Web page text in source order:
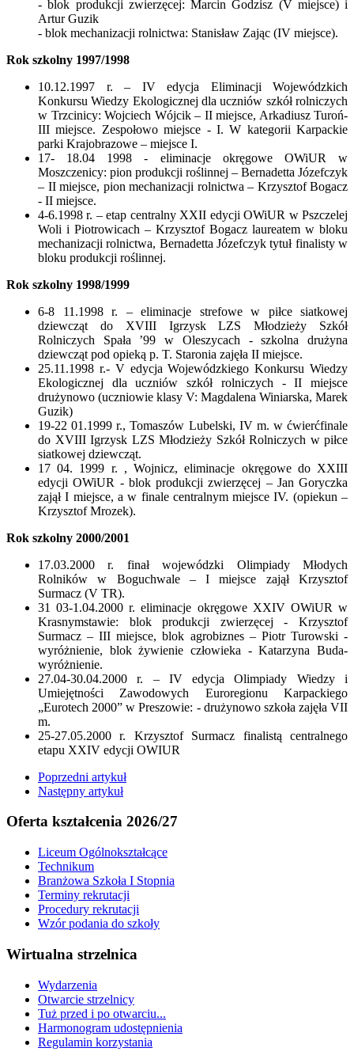
- blok produkcji zwierzęcej: Marcin Godzisz (V miejsce) i
Artur Guzik
- blok mechanizacji rolnictwa: Stanisław Zając (IV miejsce).
Rok szkolny 1997/1998
10.12.1997 r. – IV edycja Eliminacji Wojewódzkich
Konkursu Wiedzy Ekologicznej dla uczniów szkół rolniczych
w Trzcinicy: Wojciech Wójcik – II miejsce, Arkadiusz Turoń-
III miejsce. Zespołowo miejsce - I. W kategorii Karpackie
parki Krajobrazowe – miejsce I.
17- 18.04 1998 - eliminacje okręgowe OWiUR w
Moszczenicy: pion produkcji roślinnej – Bernadetta Józefczyk
– II miejsce, pion mechanizacji rolnictwa – Krzysztof Bogacz
- II miejsce.
4-6.1998 r. – etap centralny XXII edycji OWiUR w Pszczelej
Woli i Piotrowicach – Krzysztof Bogacz laureatem w bloku
mechanizacji rolnictwa, Bernadetta Józefczyk tytuł finalisty w
bloku produkcji roślinnej.
Rok szkolny 1998/1999
6-8 11.1998 r. – eliminacje strefowe w piłce siatkowej
dziewcząt do XVIII Igrzysk LZS Młodzieży Szkół
Rolniczych Spała ’99 w Oleszycach - szkolna drużyna
dziewcząt pod opieką p. T. Staronia zajęła II miejsce.
25.11.1998 r.- V edycja Wojewódzkiego Konkursu Wiedzy
Ekologicznej dla uczniów szkół rolniczych - II miejsce
drużynowo (uczniowie klasy V: Magdalena Winiarska, Marek
Guzik)
19-22 01.1999 r., Tomaszów Lubelski, IV m. w ćwierćfinale
do XVIII Igrzysk LZS Młodzieży Szkół Rolniczych w piłce
siatkowej dziewcząt.
17 04. 1999 r. , Wojnicz, eliminacje okręgowe do XXIII
edycji OWiUR - blok produkcji zwierzęcej – Jan Goryczka
zajął I miejsce, a w finale centralnym miejsce IV. (opiekun –
Krzysztof Mrozek).
Rok szkolny 2000/2001
17.03.2000 r. finał wojewódzki Olimpiady Młodych
Rolników w Boguchwale – I miejsce zajął Krzysztof
Surmacz (V TR).
31 03-1.04.2000 r. eliminacje okręgowe XXIV OWiUR w
Krasnymstawie: blok produkcji zwierzęcej - Krzysztof
Surmacz – III miejsce, blok agrobiznes – Piotr Turowski -
wyróżnienie, blok żywienie człowieka - Katarzyna Buda-
wyróżnienie.
27.04-30.04.2000 r. – IV edycja Olimpiady Wiedzy i
Umiejętności Zawodowych Euroregionu Karpackiego
„Eurotech 2000” w Preszowie: - drużynowo szkoła zajęła VII
m.
25-27.05.2000 r. Krzysztof Surmacz finalistą centralnego
etapu XXIV edycji OWIUR
Poprzedni artykuł
Następny artykuł
Oferta kształcenia 2026/27
Liceum Ogólnokształcące
Technikum
Branżowa Szkoła I Stopnia
Terminy rekrutacji
Procedury rekrutacji
Wzór podania do szkoły
Wirtualna strzelnica
Wydarzenia
Otwarcie strzelnicy
Tuż przed i po otwarciu...
Harmonogram udostępnienia
Regulamin korzystania